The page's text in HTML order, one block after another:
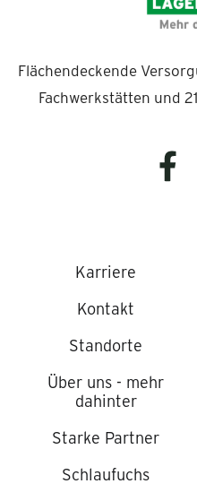
Flächendeckende
Fachwerkstätten und
Karriere
Kontakt
Standorte
Über uns - mehr
dahinter
Starke Partner
Schlaufuchs